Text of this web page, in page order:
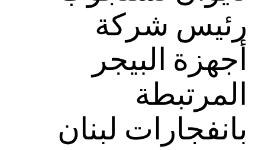
رئيس شركة
أجهزة البيجر
المرتبطة
بانفجارات لبنان